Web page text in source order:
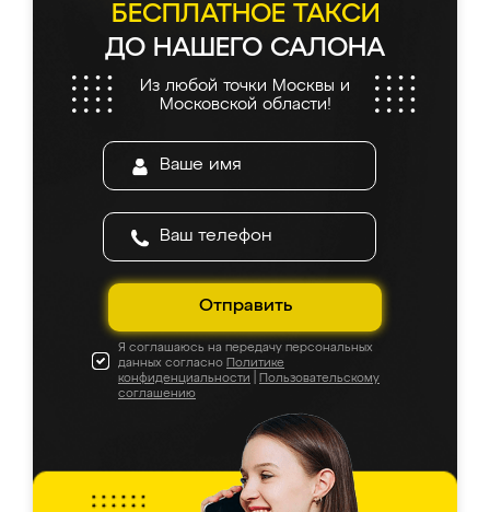
БЕСПЛАТНОЕ ТАКСИ
ДО НАШЕГО САЛОНА
Из любой точки Москвы и
Московской области!
Отправить
Я соглашаюсь на передачу персональных
данных согласно Политике
конфиденциальности
Пользовательскому
соглашению